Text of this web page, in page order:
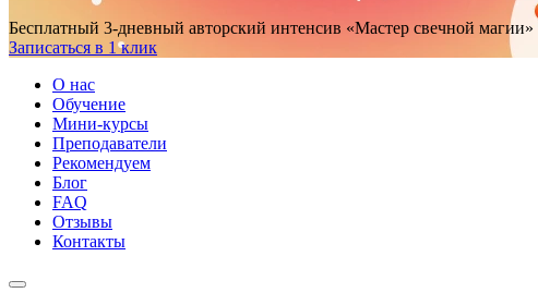
Бесплатный 3-дневный авторский интенсив «Мастер свечной магии»
Записаться в 1 клик
О нас
Обучение
Мини-курсы
Преподаватели
Рекомендуем
Блог
FAQ
Отзывы
Контакты